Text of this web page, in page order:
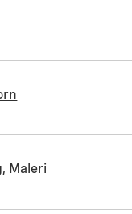
Maleri